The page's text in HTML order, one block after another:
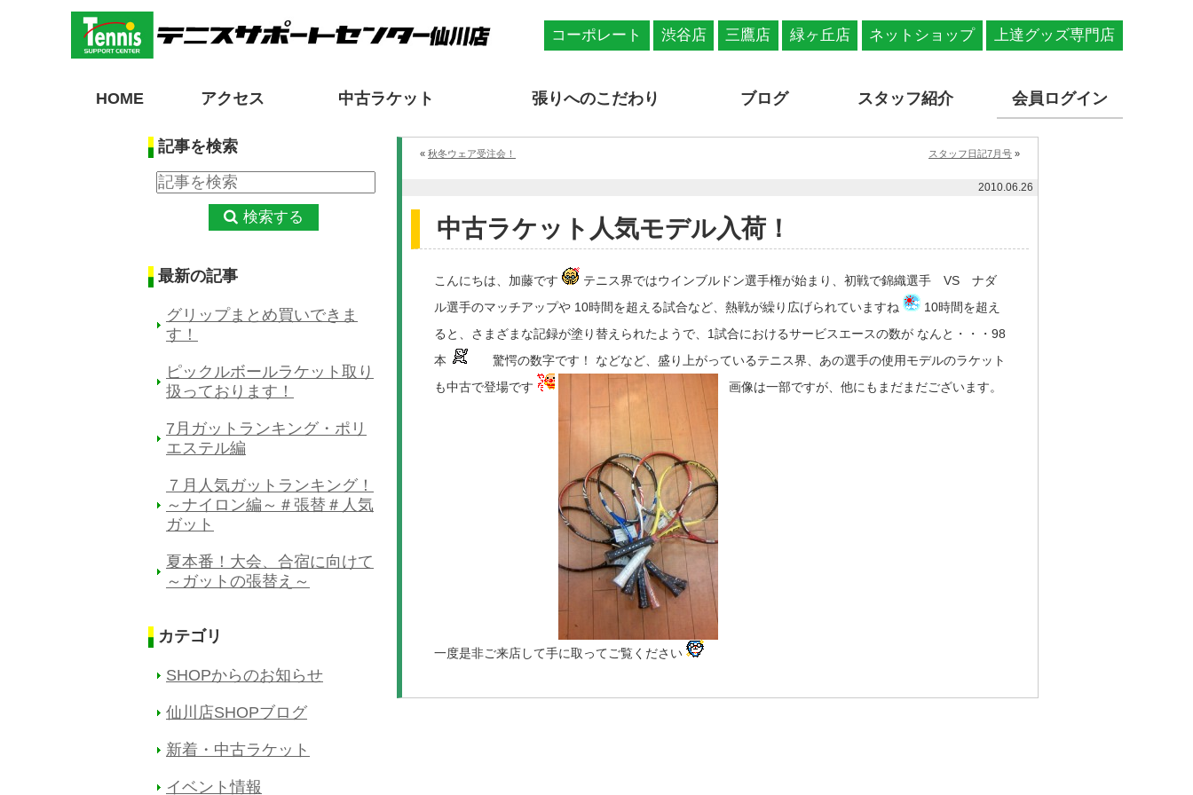
コーポレート 渋谷店 三鷹店 緑ヶ丘店 ネットショップ 上達グッズ専門店
HOME アクセス 中古ラケット 張りへのこだわり ブログ スタッフ紹介 会員ログイン
記事を検索
検索する
最新の記事
グリップまとめ買いできま
す！
ピックルボールラケット取り
扱っております！
7月ガットランキング・ポリ
エステル編
７月人気ガットランキング！
～ナイロン編～＃張替＃人気
ガット
夏本番！大会、合宿に向けて
～ガットの張替え～
カテゴリ
SHOPからのお知らせ
仙川店SHOPブログ
新着・中古ラケット
イベント情報
« 秋冬ウェア受注会！ スタッフ日記7月号 »
2010.06.26
中古ラケット人気モデル入荷！
こんにちは、加藤です
テニス界ではウインブルドン選手権が始まり、初戦で錦織選手 VS ナダ
ル選手のマッチアップや 10時間を超える試合など、熱戦が繰り広げられていますね
10時間を超え
ると、さまざまな記録が塗り替えられたようで、1試合におけるサービスエースの数が なんと・・・98
本
驚愕の数字です！ などなど、盛り上がっているテニス界、あの選手の使用モデルのラケット
も中古で登場です
画像は一部ですが、他にもまだまだございます。
一度是非ご来店して手に取ってご覧ください